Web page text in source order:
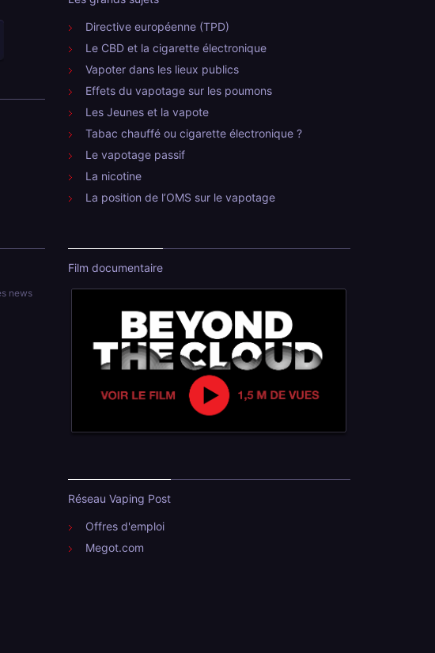
Directive européenne (TPD)
Le CBD et la cigarette électronique
Vapoter dans les lieux publics
Effets du vapotage sur les poumons
Les Jeunes et la vapote
Tabac chauffé ou cigarette électronique ?
Le vapotage passif
La nicotine
La position de l’OMS sur le vapotage
news
Film documentaire
Réseau Vaping Post
Offres d'emploi
Megot.com